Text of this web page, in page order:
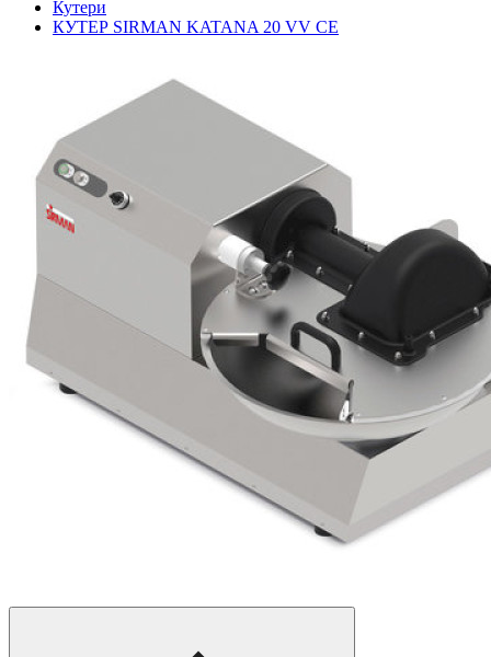
Кутери
КУТЕР SIRMAN KATANA 20 VV CE